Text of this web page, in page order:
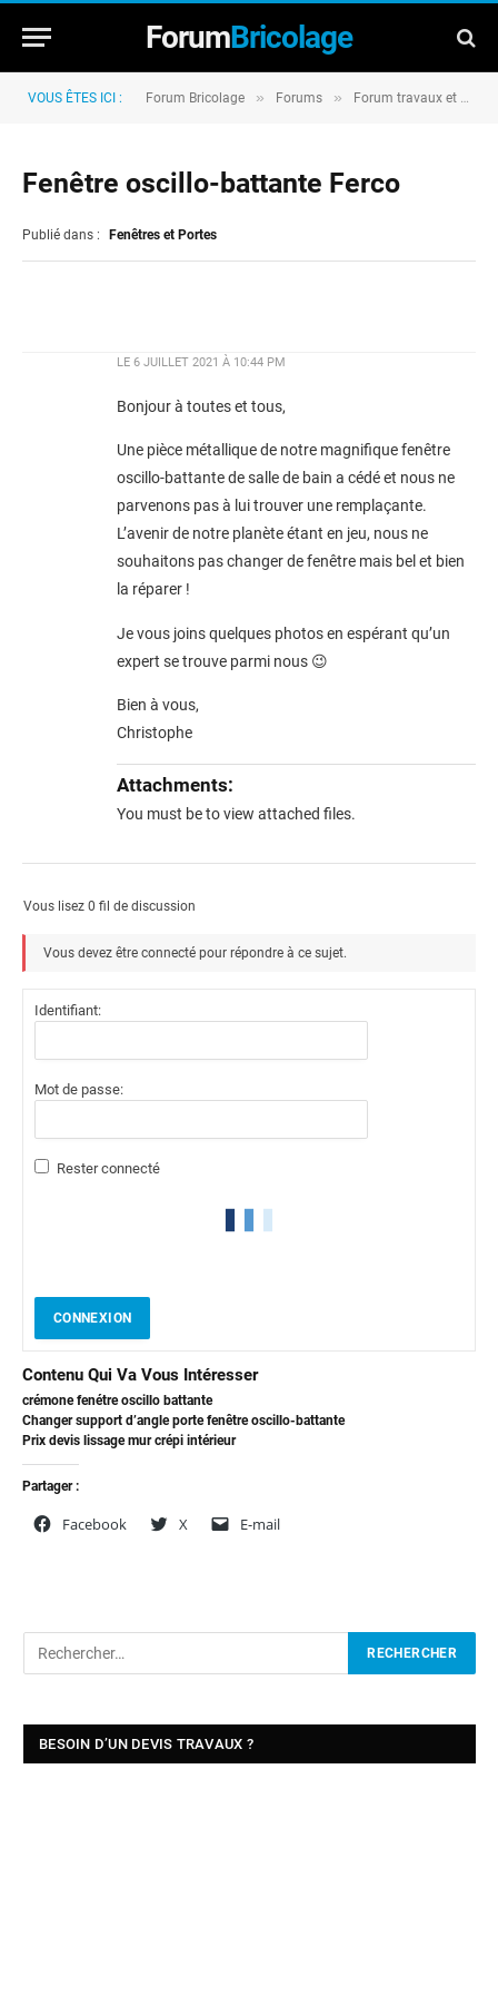
ForumBricolage
VOUS ÊTES ICI : Forum Bricolage » Forums » Forum travaux et rénovation
Fenêtre oscillo-battante Ferco
Publié dans : Fenêtres et Portes
LE 6 JUILLET 2021 À 10:44 PM
Bonjour à toutes et tous,
Une pièce métallique de notre magnifique fenêtre
oscillo-battante de salle de bain a cédé et nous ne
parvenons pas à lui trouver une remplaçante.
L’avenir de notre planète étant en jeu, nous ne
souhaitons pas changer de fenêtre mais bel et bien
la réparer !
Je vous joins quelques photos en espérant qu’un
expert se trouve parmi nous 😉
Bien à vous,
Christophe
Attachments:
You must beto view attached files.
Vous lisez 0 fil de discussion
Vous devez être connecté pour répondre à ce sujet.
Identifiant:
Mot de passe:
Rester connecté
CONNEXION
Contenu Qui Va Vous Intéresser
crémone fenétre oscillo battante
Changer support d’angle porte fenêtre oscillo-battante
Prix devis lissage mur crépi intérieur
Partager :
Facebook X E-mail
BESOIN D’UN DEVIS TRAVAUX ?